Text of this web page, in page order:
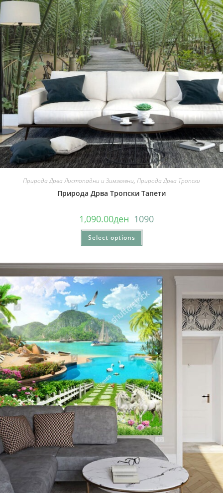
Природа Дрва Листопадни и Зимзелени, Природа Дрва Тропски
Природа Дрва Тропски Тапети
1,090.00ден 1090
Select options